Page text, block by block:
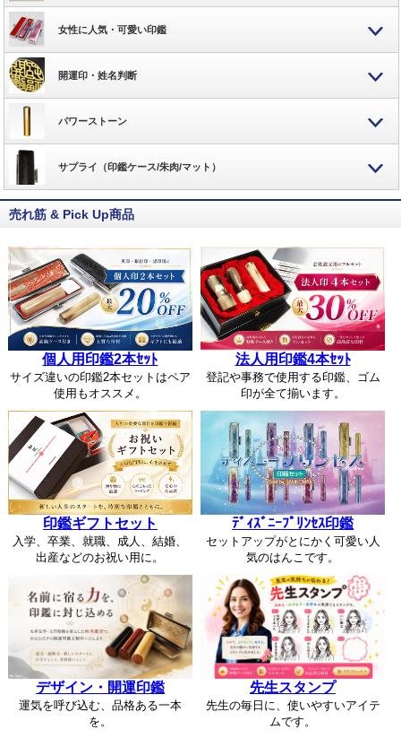
女性に人気・可愛い印鑑
開運印・姓名判断
パワーストーン
サプライ（印鑑ケース/朱肉/マット）
売れ筋 & Pick Up商品
個人用印鑑2本ｾｯﾄ
サイズ違いの印鑑2本セットはペア
使用もオススメ。
法人用印鑑4本ｾｯﾄ
登記や事務で使用する印鑑、ゴム
印が全て揃います。
印鑑ギフトセット
入学、卒業、就職、成人、結婚、
出産などのお祝い用に。
ﾃﾞｨｽﾞﾆｰﾌﾟﾘﾝｾｽ印鑑
セットアップがとにかく可愛い人
気のはんこです。
デザイン・開運印鑑
運気を呼び込む、品格ある一本
を。
先生スタンプ
先生の毎日に、使いやすいアイテ
ムです。